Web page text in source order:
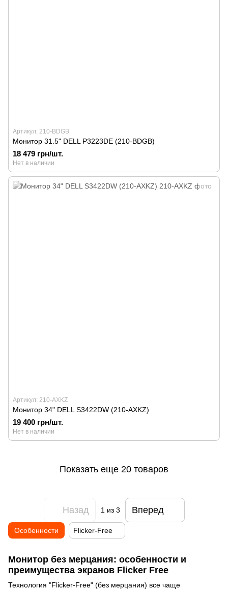
Артикул: 210-BDGB
Монитор 31.5" DELL P3223DE (210-BDGB)
18 479 грн/шт.
Нет в наличии
Артикул: 210-AXKZ
Монитор 34" DELL S3422DW (210-AXKZ)
19 400 грн/шт.
Нет в наличии
Показать еще 20 товаров
Назад 1 из 3 Вперед
Монитор без мерцания: особенности и
преимущества экранов Flicker Free
Технология "Flicker-Free" (без мерцания) все чаще
Особенности Flicker-Free